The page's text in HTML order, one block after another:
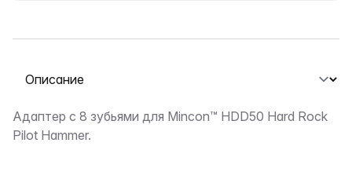
Выберите вкладку
Описание
Адаптер с 8 зубьями для Mincon™ HDD50 Hard Rock
Pilot Hammer.